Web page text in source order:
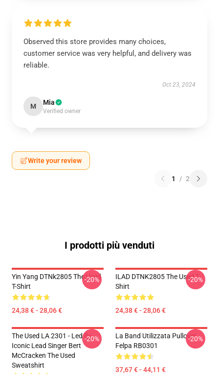
Observed this store provides many choices,
customer service was very helpful, and delivery was
reliable.
Oct 23, 2024
M Mia
Verified owner
Write your review
1 / 2
I prodotti più venduti
Yin Yang DTNk2805 The Used
T-Shirt
24,38 € - 28,06 €
-20%
ILAD DTNK2805 The Used T-
Shirt
24,38 € - 28,06 €
-20%
The Used LA 2301 - Led By
Iconic Lead Singer Bert
McCracken The Used
Sweatshirt
-20%
La Band Utilizzata Pullover
Felpa RB0301
37,67 € - 44,11 €
-20%